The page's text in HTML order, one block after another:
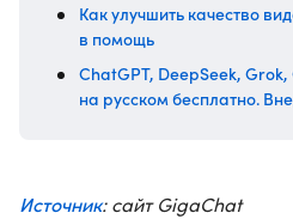
Как улучшить качество
в помощь
ChatGPT, DeepSeek, Grok,
на русском бесплатно.
Источник: сайт GigaChat